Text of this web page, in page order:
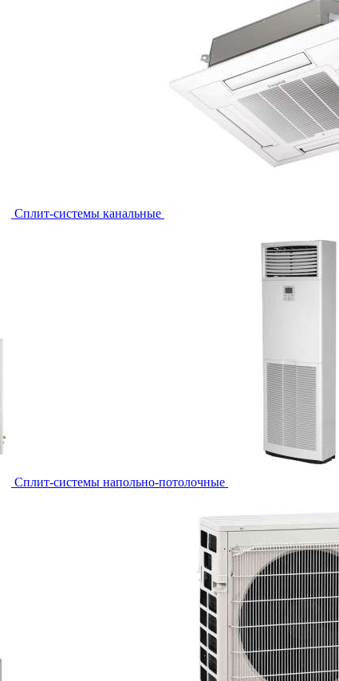
Сплит-системы канальные
Сплит-системы напольно-потолочные